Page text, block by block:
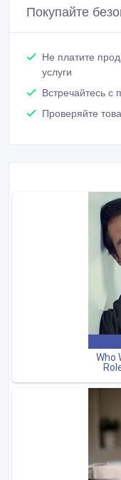
Покупайте
Не платите
услуги
Встречайтесь с
Проверяйте